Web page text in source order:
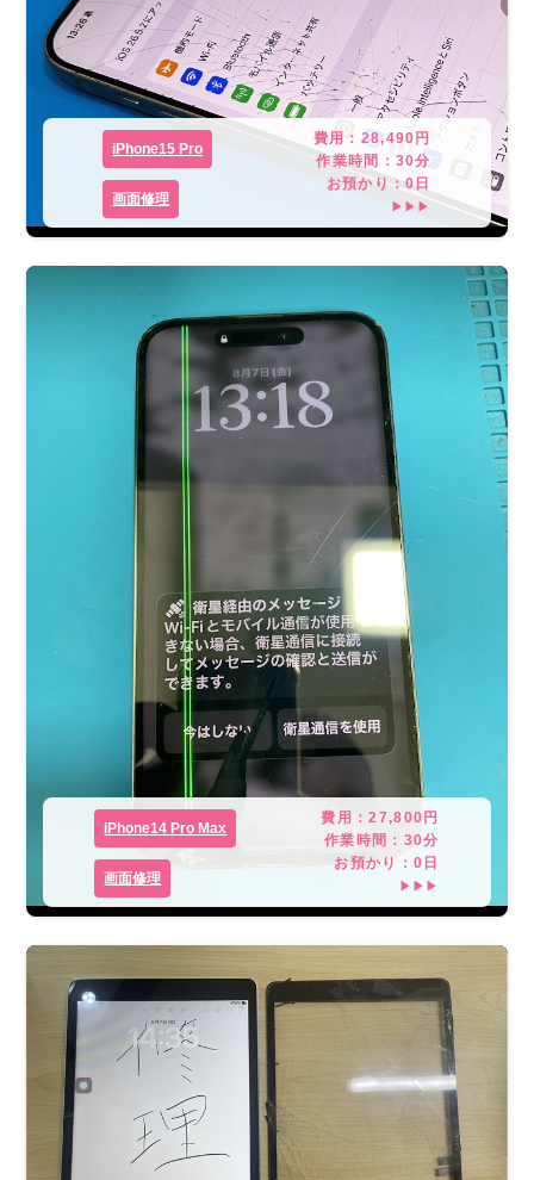
iPhone15 Pro
画面修理
費用： 28,490円
作業時間： 30分
お預かり：0日
▶▶▶
iPhone14 Pro Max
画面修理
費用：27,800 円
作業時間： 30分
お預かり： 0 日
▶▶▶